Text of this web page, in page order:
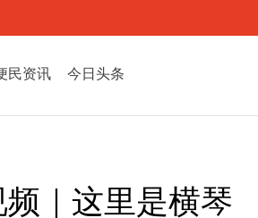
民资讯 今日头条
频｜这里是横琴